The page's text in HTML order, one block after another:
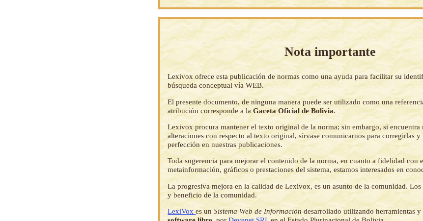
Nota importante
Lexivox ofrece esta publicación de normas como una ayuda para facilitar su
búsqueda conceptual vía WEB.
El presente documento, de ninguna manera puede ser utilizado como una
atribución corresponde a laGaceta Oficial de Bolivia.
Lexivox procura mantener el texto original de la norma; sin embargo, si encuentra
alteraciones con respecto al texto original, sírvase comunicarnos para corregirlas
perfección en nuestras publicaciones.
Toda sugerencia para mejorar el contenido de la norma, en cuanto a fidelidad con
metainformación, gráficos o prestaciones del sistema, estamos interesados en
La progresiva mejora en la calidad de Lexivox, es un asunto de la comunidad. Los
y beneficio de la comunidad.
LexiVoxes unSistema Web de Información desarrollado utilizando herramientas y